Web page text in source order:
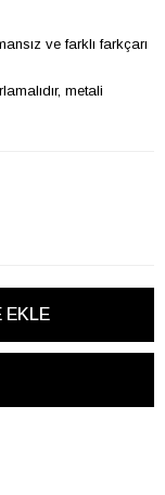
ve farklı farkçarı
metali